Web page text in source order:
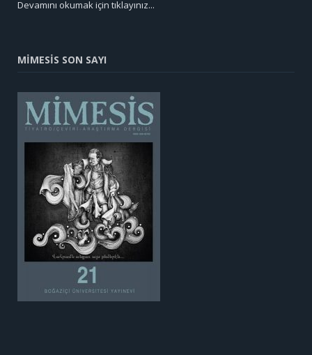
Devamını okumak için tıklayınız...
MİMESİS SON SAYI